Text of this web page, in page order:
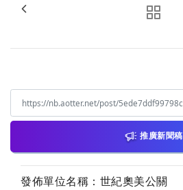
推廣新聞稿
發佈單位名稱：世紀奧美公關